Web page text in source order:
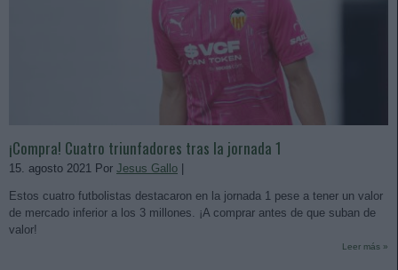
¡Compra! Cuatro triunfadores tras la jornada 1
15. agosto 2021 Por Jesus Gallo
Estos cuatro futbolistas destacaron en la jornada 1 pese a tener un valor
de mercado inferior a los 3 millones. ¡A comprar antes de que suban de
valor!
Leer más »